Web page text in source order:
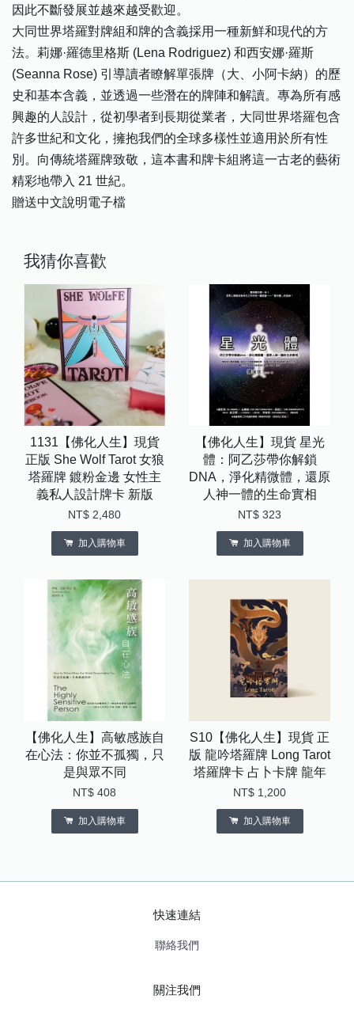
因此不斷發展並越來越受歡迎。
大同世界塔羅對牌組和牌的含義採用一種新鮮和現代的方
法。莉娜·羅德里格斯 (Lena Rodriguez) 和西安娜·羅斯
(Seanna Rose) 引導讀者瞭解單張牌（大、小阿卡納）的歷
史和基本含義，並透過一些潛在的牌陣和解讀。專為所有感
興趣的人設計，從初學者到長期從業者，大同世界塔羅包含
許多世紀和文化，擁抱我們的全球多樣性並適用於所有性
別。向傳統塔羅牌致敬，這本書和牌卡組將這一古老的藝術
精彩地帶入 21 世紀。
贈送中文說明電子檔
我猜你喜歡
1131【佛化人生】現貨
正版 She Wolf Tarot 女狼
塔羅牌 鍍粉金邊 女性主
義私人設計牌卡 新版
NT$ 2,480
加入購物車
【佛化人生】現貨 星光
體：阿乙莎帶你解鎖
DNA，淨化精微體，還原
人神一體的生命實相
NT$ 323
加入購物車
【佛化人生】高敏感族自
在心法：你並不孤獨，只
是與眾不同
NT$ 408
加入購物車
S10【佛化人生】現貨 正
版 龍吟塔羅牌 Long Tarot
塔羅牌卡 占卜卡牌 龍年
NT$ 1,200
加入購物車
快速連結
聯絡我們
關注我們